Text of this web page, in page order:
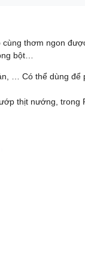
cùng thơm ngon
bột…
… Có thể dùng để
thịt nướng, trong